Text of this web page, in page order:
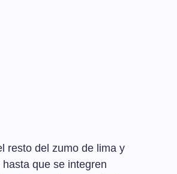
resto del zumo de lima y
que se integren